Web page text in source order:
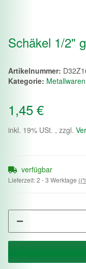
Schäkel 1/2"
Artikelnummer:
Kategorie: Metallwaren
1,45 €
inkl. 19% USt. , zzgl.
verfügbar
Lieferzeit:2 - 3 Werktage